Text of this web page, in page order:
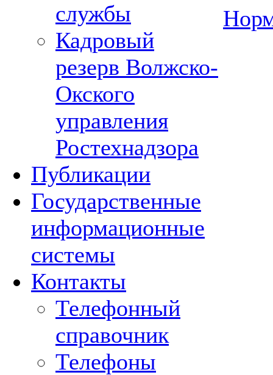
службы
Кадровый
резерв Волжско-
Окского
управления
Ростехнадзора
Публикации
Государственные
информационные
системы
Контакты
Телефонный
справочник
Телефоны